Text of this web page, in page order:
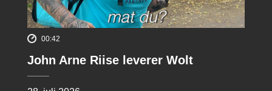
00:42
John Arne Riise leverer Wolt